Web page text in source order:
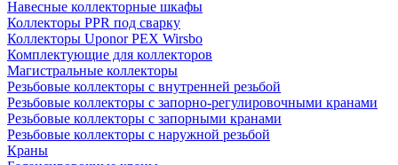
Навесные коллекторные шкафы
Коллекторы PPR под сварку
Коллекторы Uponor PEX Wirsbo
Комплектующие для коллекторов
Магистральные коллекторы
Резьбовые коллекторы с внутренней резьбой
Резьбовые коллекторы с запорно-регулировочными кранами
Резьбовые коллекторы с запорными кранами
Резьбовые коллекторы с наружной резьбой
Краны